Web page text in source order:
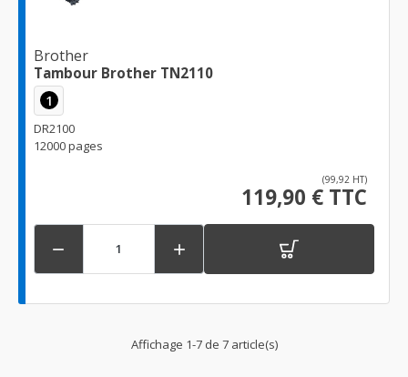
Brother
Tambour Brother TN2110
1
DR2100
12000 pages
(99,92 HT)
119,90 € TTC
 
Affichage 1-7 de 7 article(s)